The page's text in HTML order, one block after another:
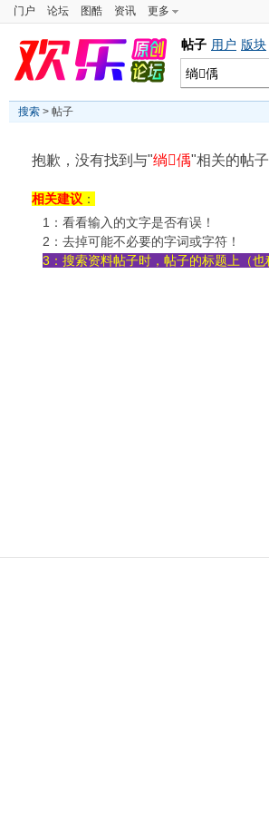
门户 论坛 图酷 资讯 更多
帖子 用户 版块
搜索 > 帖子
抱歉，没有找到与"绱偊"相关的帖子
相关建议 ：
1：看看输入的文字是否有误！
2：去掉可能不必要的字词或字符！
3：搜索资料帖子时，帖子的标题上（